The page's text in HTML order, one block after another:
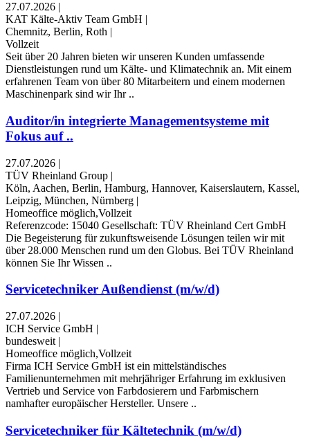
27.07.2026 |
KAT Kälte-Aktiv Team GmbH |
Chemnitz, Berlin, Roth |
Vollzeit
Seit über 20 Jahren bieten wir unseren Kunden umfassende
Dienstleistungen rund um Kälte- und Klimatechnik an. Mit einem
erfahrenen Team von über 80 Mitarbeitern und einem modernen
Maschinenpark sind wir Ihr ..
Auditor/in integrierte Managementsysteme mit
Fokus auf ..
27.07.2026 |
TÜV Rheinland Group |
Köln, Aachen, Berlin, Hamburg, Hannover, Kaiserslautern, Kassel,
Leipzig, München, Nürnberg |
Homeoffice möglich,Vollzeit
Referenzcode: 15040 Gesellschaft: TÜV Rheinland Cert GmbH
Die Begeisterung für zukunftsweisende Lösungen teilen wir mit
über 28.000 Menschen rund um den Globus. Bei TÜV Rheinland
können Sie Ihr Wissen ..
Servicetechniker Außendienst (m/w/d)
27.07.2026 |
ICH Service GmbH |
bundesweit |
Homeoffice möglich,Vollzeit
Firma ICH Service GmbH ist ein mittelständisches
Familienunternehmen mit mehrjähriger Erfahrung im exklusiven
Vertrieb und Service von Farbdosierern und Farbmischern
namhafter europäischer Hersteller. Unsere ..
Servicetechniker für Kältetechnik (m/w/d)